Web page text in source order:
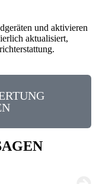
und aktivieren
aktualisiert,